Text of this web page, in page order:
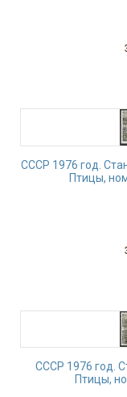
СССР 1976 год.
Птицы,
СССР 1976 год.
Птицы,